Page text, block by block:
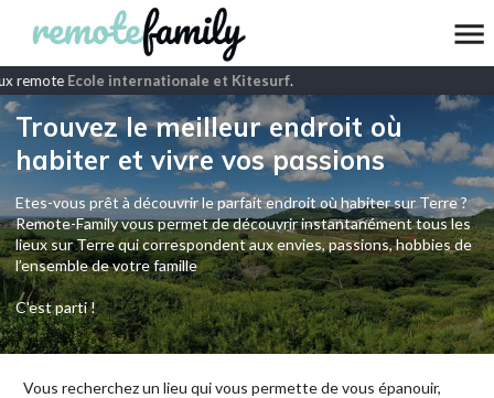
remoteEcole internationale et Kitesurf.
Trouvez le meilleur endroit où
habiter et vivre vos passions
Etes-vous prêt à découvrir le parfait endroit où habiter sur Terre ?
Remote-Family vous permet de découvrir instantanément tous les
lieux sur Terre qui correspondent aux envies, passions, hobbies de
l’ensemble de votre famille
C'est parti !
Vous recherchez un lieu qui vous permette de vous épanouir,